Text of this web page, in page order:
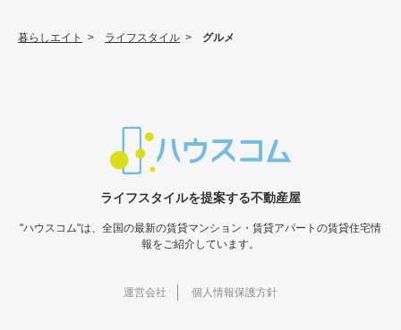
暮らしエイト > ライフスタイル > グルメ
ライフスタイルを提案する不動産屋
"ハウスコム"は、全国の最新の賃貸マンション・賃貸アパートの賃貸住宅情
報をご紹介しています。
運営会社 個人情報保護方針